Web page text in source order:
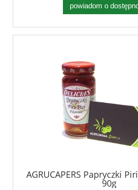
powiadom o
AGRUCAPERS Papryczki
90g